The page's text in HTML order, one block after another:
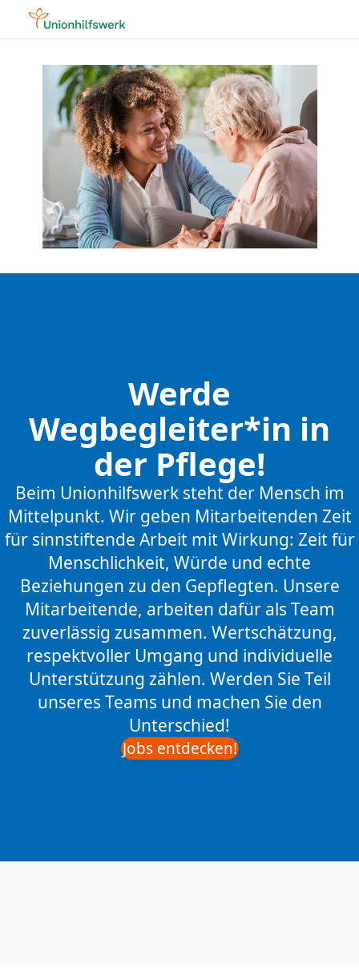
Werde
Wegbegleiter*in in
der Pflege!
Beim Unionhilfswerk steht der Mensch im
Mittelpunkt. Wir geben Mitarbeitenden Zeit
für sinnstiftende Arbeit mit Wirkung: Zeit für
Menschlichkeit, Würde und echte
Beziehungen zu den Gepflegten. Unsere
Mitarbeitende, arbeiten dafür als Team
zuverlässig zusammen. Wertschätzung,
respektvoller Umgang und individuelle
Unterstützung zählen. Werden Sie Teil
unseres Teams und machen Sie den
Unterschied!
Jobs entdecken!